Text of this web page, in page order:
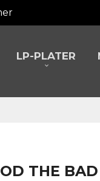
LP-PLATER
THE